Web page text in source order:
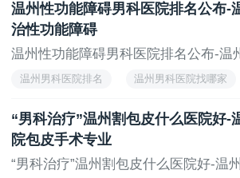
温州性功能障碍男科医院排名公布-
治性功能障碍
温州性功能障碍男科医院排名公布-温
温州男科医院排名 温州男科医院找哪家
“男科治疗”温州割包皮什么医院好-
院包皮手术专业
“男科治疗”温州割包皮什么医院好-温